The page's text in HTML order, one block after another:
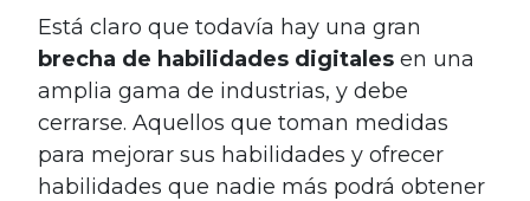
Está claro que todavía hay una gran
brecha de habilidades digitales en una
amplia gama de industrias, y debe
cerrarse. Aquellos que toman medidas
para mejorar sus habilidades y ofrecer
habilidades que nadie más podrá obtener